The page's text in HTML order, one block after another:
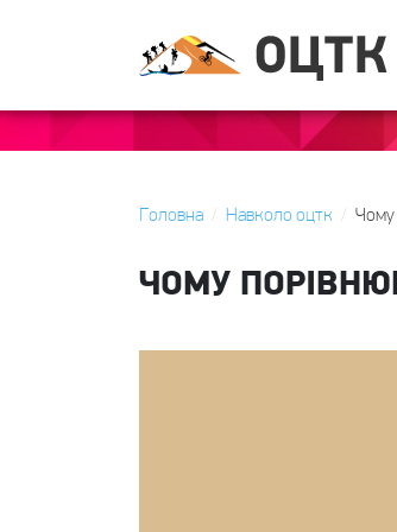
Головна Навколо оцтк Чому
ЧОМУ